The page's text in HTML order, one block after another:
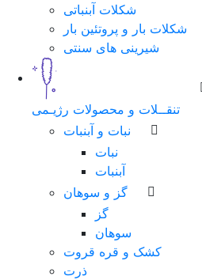
شکلات آبنباتی
شکلات بار و پروتئین بار
شیرینی های سنتی
تنقــلات و محصولات رژیـمی
نبات و آبنبات
نبات
آبنبات
گز و سوهان
گز
سوهان
کشک و قره قروت
ذرت